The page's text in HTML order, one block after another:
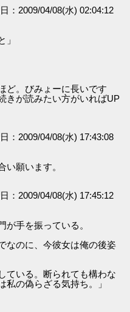
：2009/04/08(水) 02:04:12
」
ど。びみょーに長いです
きが読みたい方がいればUP
：2009/04/08(水) 17:43:08
い願います。
：2009/04/08(水) 17:45:12
が手を振っている。
なのに、今彼女は俺の後姿
ている。断られても構わな
私の偽らざる気持ち。」